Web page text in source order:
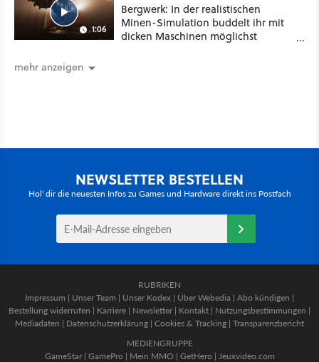
1:06
Bergwerk: In der realistischen
Minen-Simulation buddelt ihr mit
dicken Maschinen möglichst
mehr anzeigen
NEWSLETTER BESTELLEN
Hol' dir die neuesten Infos zu Games und Hardware direkt ins Postfach
RUBRIKEN
Impressum | Unser Team | Unser Kodex | Über Webedia | Abo kündigen |
Bestellung widerrufen | Karriere | Newsletter | Kontakt | Nutzungsbestimmungen |
Mediadaten | Datenschutzerklärung | Cookies & Tracking | Transparenzbericht
MEDIENGRUPPE
GameStar| GamePro | Mein MMO | GetHero | Jeuxvideo.com